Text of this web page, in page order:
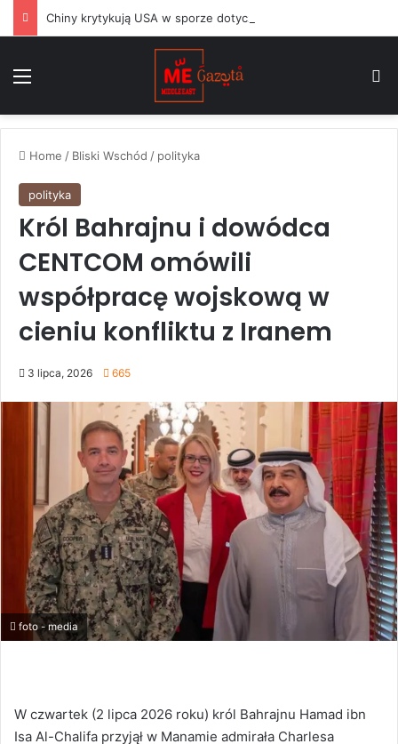
Home / Bliski Wschód / polityka
polityka
Król Bahrajnu i dowódca
CENTCOM omówili
współpracę wojskową w
cieniu konfliktu z Iranem
3 lipca, 2026 665
foto - media
W czwartek (2 lipca 2026 roku) król Bahrajnu Hamad ibn
Isa Al-Chalifa przyjął w Manamie admirała Charlesa